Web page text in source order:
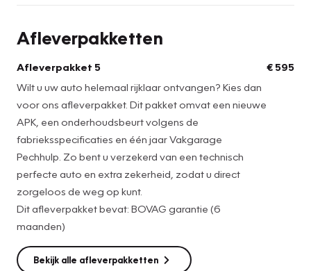
Afleverpakketten
Afleverpakket 5
Wilt u uw auto helemaal rijklaar ontvangen? Kies dan
voor ons afleverpakket. Dit pakket omvat een nieuwe
APK, een onderhoudsbeurt volgens de
fabrieksspecificaties en één jaar Vakgarage
Pechhulp. Zo bent u verzekerd van een technisch
perfecte auto en extra zekerheid, zodat u direct
zorgeloos de weg op kunt.
Dit afleverpakket bevat: BOVAG garantie (6
maanden)
€ 595
Bekijk alle afleverpakketten